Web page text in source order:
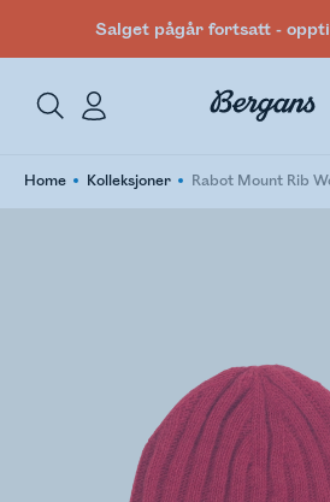
Salget pågår fortsatt -
Home Kolleksjoner Rabot Mount Rib